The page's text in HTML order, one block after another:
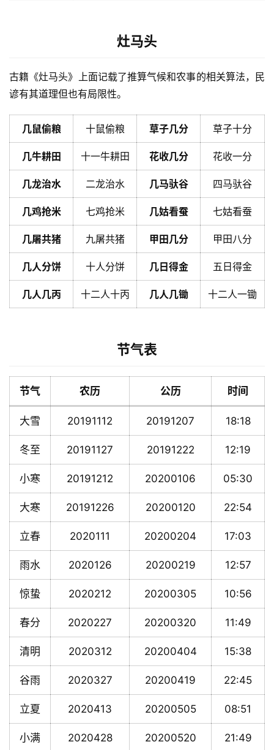
灶马头
古籍《灶马头》上面记载了推算气候和农事的相关算法，民
谚有其道理但也有局限性。
几鼠偷粮 十鼠偷粮 草子几分 草子十分
几牛耕田 十一牛耕田 花收几分 花收一分
几龙治水 二龙治水 几马驮谷 四马驮谷
几鸡抢米 七鸡抢米 几姑看蚕 七姑看蚕
几屠共猪 九屠共猪 甲田几分 甲田八分
几人分饼 十人分饼 几日得金 五日得金
几人几丙 十二人十丙 几人几锄 十二人一锄
节气表
节气 农历 公历 时间
大雪 20191112 20191207 18:18
冬至 20191127 20191222 12:19
小寒 20191212 20200106 05:30
大寒 20191226 20200120 22:54
立春 2020111 20200204 17:03
雨水 2020126 20200219 12:57
惊蛰 2020212 20200305 10:56
春分 2020227 20200320 11:49
清明 2020312 20200404 15:38
谷雨 2020327 20200419 22:45
立夏 2020413 20200505 08:51
小满 2020428 20200520 21:49